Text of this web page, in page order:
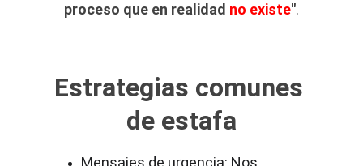
proceso que en realidad no existe".
Estrategias comunes
de estafa
Mensajes de urgencia: Nos